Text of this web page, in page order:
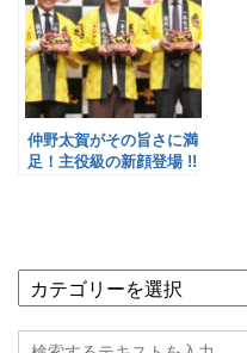
仲野太賀がその旨さに満
足！主役級の新顔登場 !!